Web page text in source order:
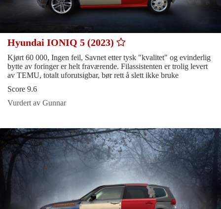
Hyundai IONIQ 5 (2023)
Kjørt 60 000, Ingen feil, Savnet etter tysk "kvalitet" og evinderlig
bytte av foringer er helt fraværende. Filassistenten er trolig levert
av TEMU, totalt uforutsigbar, bør rett å slett ikke bruke
Score 9.6
Vurdert av Gunnar